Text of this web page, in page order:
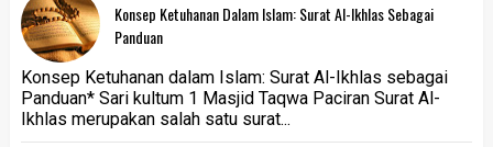
Konsep Ketuhanan Dalam Islam: Surat Al-Ikhlas Sebagai
Panduan
Konsep Ketuhanan dalam Islam: Surat Al-Ikhlas sebagai
Panduan* Sari kultum 1 Masjid Taqwa Paciran Surat Al-
Ikhlas merupakan salah satu surat...